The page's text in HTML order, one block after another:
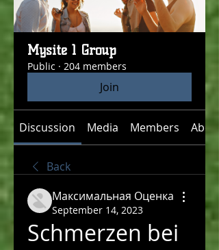
Mysite 1 Group
Public · 204 members
Join
Discussion Media Members About
Back
Максимальная Оценка
September 14, 2023
Schmerzen bei